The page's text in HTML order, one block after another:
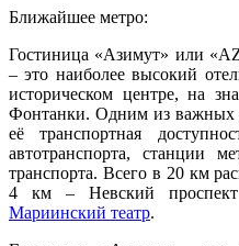
Ближайшее метро:
Гостиница «Азимут» или
– это наиболее высокий
историческом центре, на
Фонтанки. Одним из важных
её транспортная
автотранспорта, станции
транспорта. Всего в 20 км
4 км – Невский
Мариинский театр.